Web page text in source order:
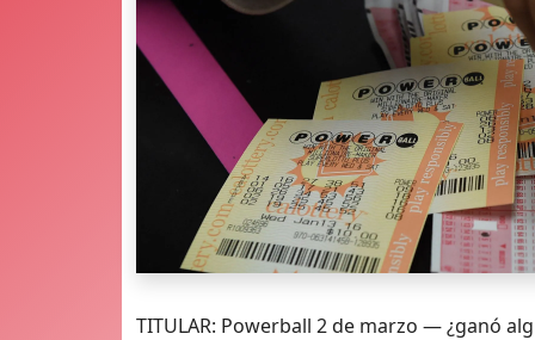
TITULAR: Powerball 2 de marzo — ¿ganó